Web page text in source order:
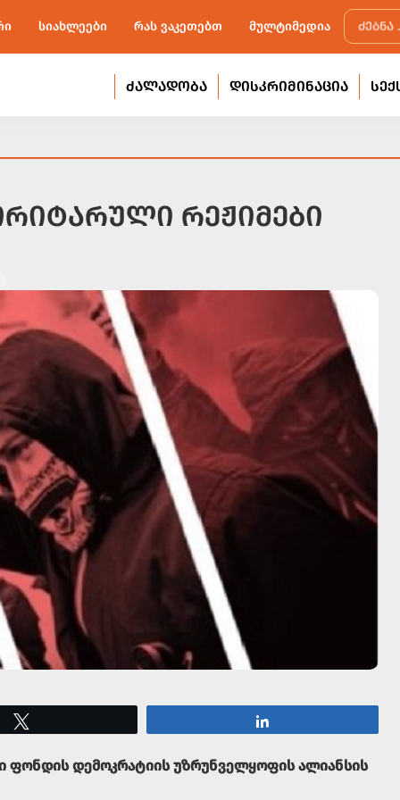
სიახლეები რას ვაკეთებთ მულტიმედია
ᲫᲐᲚᲐᲓᲝᲑᲐ ᲓᲘᲡᲙᲠᲘᲛᲘᲜᲐᲪᲘᲐ
ᲠᲔᲟᲘᲛᲔᲑᲘ
ფონდის დემოკრატიის უზრუნველყოფის ალიანსის